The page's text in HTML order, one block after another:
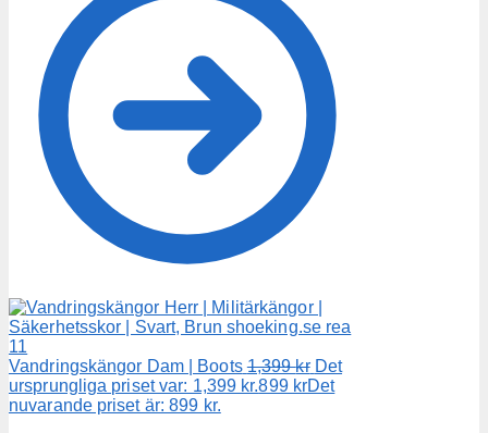
Vandringskängor Dam | Boots 1,399kr Det
ursprungliga priset var: 1,399 kr.899 krDet
nuvarande priset är: 899 kr.